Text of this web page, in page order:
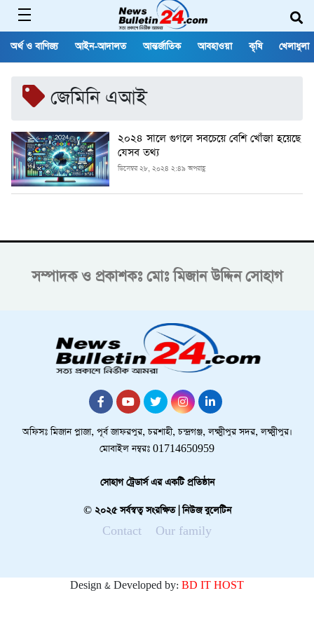
অর্থ ও বাণিজ্য আইন-আদালত আন্তর্জাতিক আবহাওয়া কৃষি খেলাধুলা
জেমিনি এআই
২০২৪ সালে গুগলে সবচেয়ে বেশি খোঁজা হয়েছে
যেসব তথ্য
ডিসেম্বর ২৮, ২০২৪ ২:৪৯ অপরাহ্ণ
সম্পাদক ও প্রকাশকঃ মোঃ মিজান উদ্দিন সোহাগ
অফিসঃ মিজান প্লাজা, পূর্ব জাফরপুর, চরশাহী, চন্দ্রগঞ্জ, লক্ষ্মীপুর সদর, লক্ষ্মীপুর।
মোবাইল নম্বরঃ 01714650959
সোহাগ ট্রেডার্স এর একটি প্রতিষ্ঠান
© ২০২৫ সর্বস্বত্ব সংরক্ষিত | নিউজ বুলেটিন
Contact Our family
Design & Developed by: BD IT HOST